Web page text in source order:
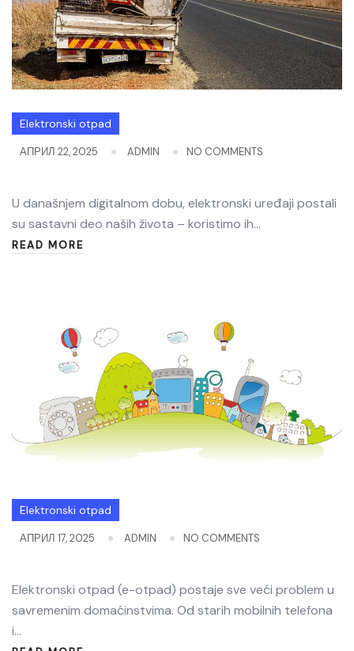
Elektronski otpad
АПРИЛ 22, 2025 ADMIN NO COMMENTS
U današnjem digitalnom dobu, elektronski uređaji postali
su sastavni deo naših života – koristimo ih…
READ MORE
Elektronski otpad
АПРИЛ 17, 2025 ADMIN NO COMMENTS
Elektronski otpad (e-otpad) postaje sve veći problem u
savremenim domaćinstvima. Od starih mobilnih telefona
i…